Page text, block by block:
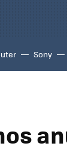
Sony